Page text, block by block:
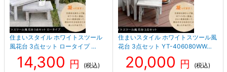
住まいスタイル ホワイトスツール
風花台 3点セット ロータイプ …
14,300 円 (税込)
住まいスタイル ホワイトスツール風
花台 3点セット YT-406080WW…
20,000 円 (税込)